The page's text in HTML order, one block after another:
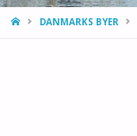
HOMEDANMARKS BYER